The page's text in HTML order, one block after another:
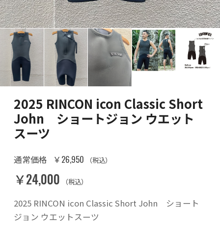
2025 RINCON icon Classic Short
John ショートジョン ウエット
スーツ
通常価格 ￥26,950 （税込）
￥24,000 （税込）
2025 RINCON icon Classic Short John ショート
ジョン ウエットスーツ